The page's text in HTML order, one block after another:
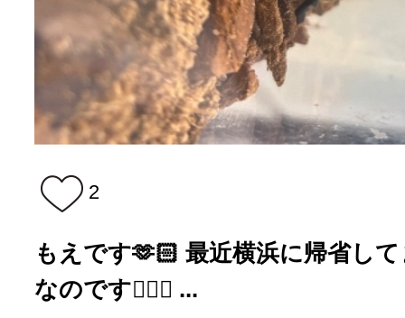
2
もえです🫶🏻 最近横浜に帰省し
なのです👍🏻✨ ...